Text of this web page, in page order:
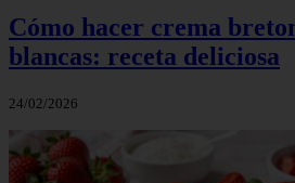
Cómo hacer crema
blancas: receta deliciosa
24/02/2026